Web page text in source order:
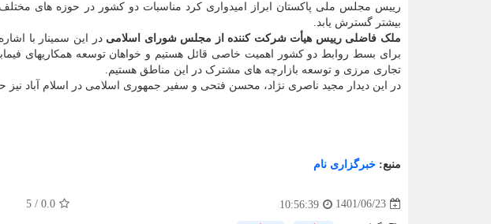
رییس مجلس ملی پاکستان ابراز امیدواری کرد مناسبات دو کشور در حوزه های
بیشتر گسترش یابد.
ملک فاضلی رییس هیأت شرکت کننده از مجلس شورای اسلامی در این سمینار با
برای بسط روابط دو کشور اهمیت خاصی قائل هستیم و خواهان توسعه همکاریهای
تجاری مرزی و توسعه بازارچه های مشترک در این مناطق هستیم.
در این دیدار مجید ناصری نژاد، محسن فتحی و سفیر جمهوری اسلامی در اسلام آباد نیز
منبع: خبرگزاری نام
1401/06/23
10:56:39
0.0
/
5